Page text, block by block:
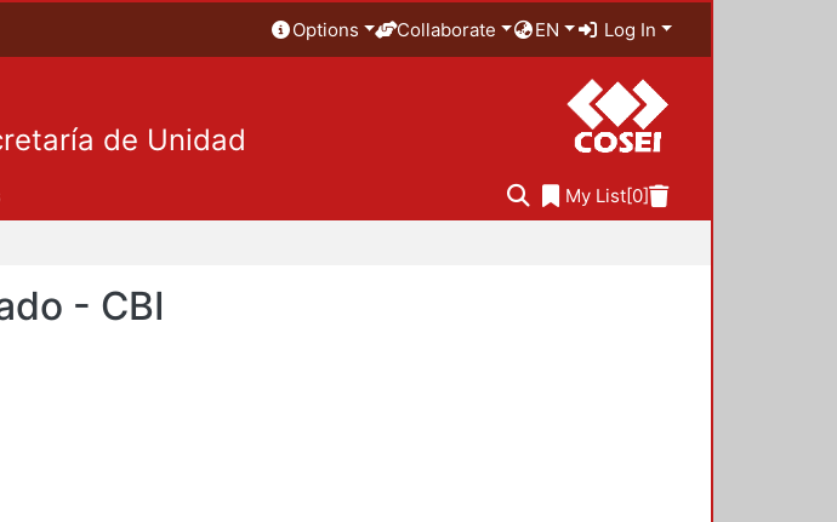
Options Collaborate EN Log In
de Unidad
My List[0]
- CBI